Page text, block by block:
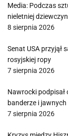
Media: Podczas
nieletniej
8 sierpnia 2026
Senat USA przyjął
rosyjskiej ropy
7 sierpnia 2026
Nawrocki
banderze i
7 sierpnia 2026